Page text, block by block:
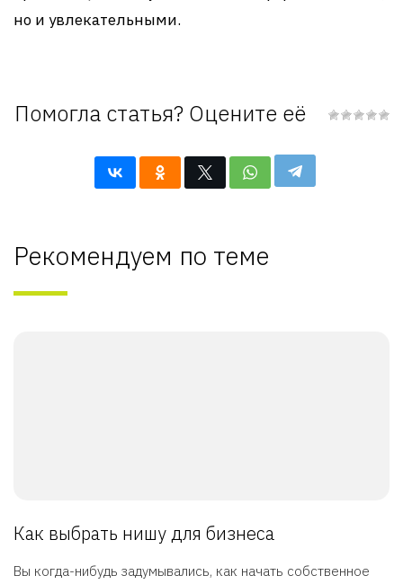
но и увлекательными.
Помогла статья? Оцените её
Рекомендуем по теме
Как выбрать нишу для бизнеса
Вы когда-нибудь задумывались, как начать собственное